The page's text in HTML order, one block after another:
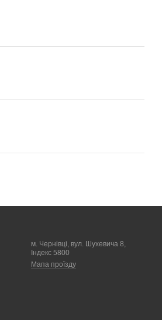
м. Чернівці, вул. Шухевича 8,
Індекс 5800
Мапа проїзду